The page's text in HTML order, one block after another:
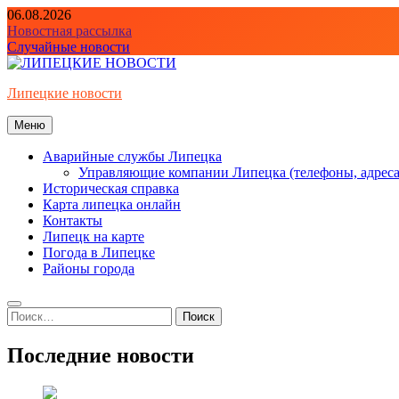
Перейти
к
содержимому
06.08.2026
Новостная рассылка
Случайные новости
Липецкие новости
Меню
Аварийные службы Липецка
Управляющие компании Липецка (телефоны,
Историческая справка
Карта липецка онлайн
Контакты
Липецк на карте
Погода в Липецке
Районы города
Найти:
Последние новости